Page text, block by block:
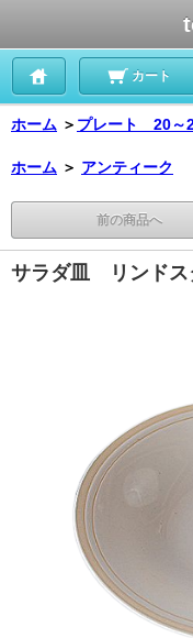
カート
ホーム ＞ プレート 20～
ホーム ＞ アンティーク
前の商品へ
サラダ皿 リンド